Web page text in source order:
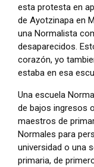
esta protesta en
de Ayotzinapa en
una Normalista
desaparecidos.
corazón, yo
estaba en esa
Una escuela
de bajos ingresos
maestros de
Normales para
universidad o una
primaria, de